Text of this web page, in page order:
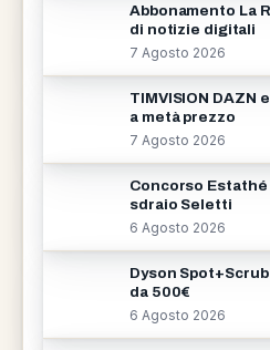
Abbonamento La
di notizie digitali
7 Agosto 2026
TIMVISION DAZN
a metà prezzo
7 Agosto 2026
Concorso Estathé
sdraio Seletti
6 Agosto 2026
Dyson
da 500€
6 Agosto 2026